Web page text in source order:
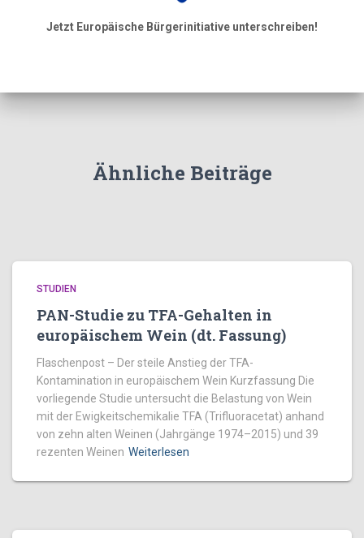
Jetzt Europäische Bürgerinitiative unterschreiben!
Ähnliche Beiträge
STUDIEN
PAN-Studie zu TFA-Gehalten in
europäischem Wein (dt. Fassung)
Flaschenpost – Der steile Anstieg der TFA-
Kontamination in europäischem Wein Kurzfassung Die
vorliegende Studie untersucht die Belastung von Wein
mit der Ewigkeitschemikalie TFA (Trifluoracetat) anhand
von zehn alten Weinen (Jahrgänge 1974–2015) und 39
rezenten Weinen Weiterlesen